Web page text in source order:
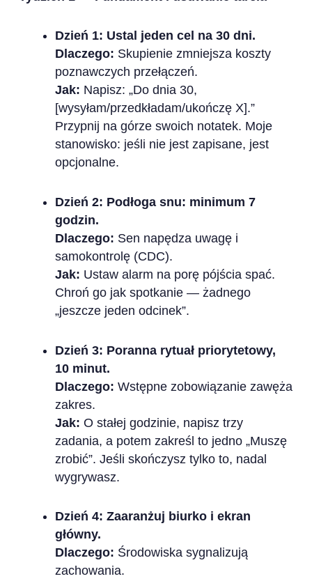
Dzień 1: Ustal jeden cel na 30 dni.
Dlaczego: Skupienie zmniejsza koszty
poznawczych przełączeń.
Jak: Napisz: „Do dnia 30,
[wysyłam/przedkładam/ukończę X].”
Przypnij na górze swoich notatek. Moje
stanowisko: jeśli nie jest zapisane, jest
opcjonalne.
Dzień 2: Podłoga snu: minimum 7
godzin.
Dlaczego: Sen napędza uwagę i
samokontrolę (CDC).
Jak: Ustaw alarm na porę pójścia spać.
Chroń go jak spotkanie — żadnego
„jeszcze jeden odcinek”.
Dzień 3: Poranna rytuał priorytetowy,
10 minut.
Dlaczego: Wstępne zobowiązanie zawęża
zakres.
Jak: O stałej godzinie, napisz trzy
zadania, a potem zakreśl to jedno „Muszę
zrobić”. Jeśli skończysz tylko to, nadal
wygrywasz.
Dzień 4: Zaaranżuj biurko i ekran
główny.
Dlaczego: Środowiska sygnalizują
zachowania.